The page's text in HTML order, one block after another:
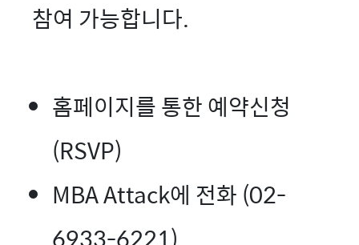
참여 가능합니다.
홈페이지를 통한 예약신청
(RSVP)
MBA Attack에 전화 (02-
6933-6221)